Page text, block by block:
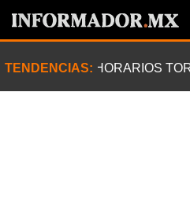
TENDENCIAS: HORARIOS